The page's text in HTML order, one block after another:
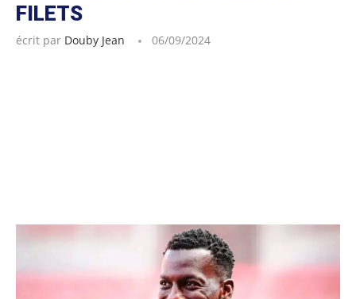
FILETS
écrit par Douby Jean 06/09/2024